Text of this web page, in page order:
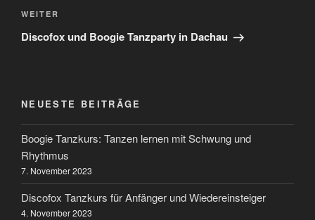
Nächster
Beitrag
WEITER
Discofox und Boogie Tanzparty in Dachau
NEUESTE BEITRÄGE
Boogie Tanzkurs: Tanzen lernen mit Schwung und
Rhythmus
7. November 2023
Discofox Tanzkurs für Anfänger und Wiedereinsteiger
4. November 2023